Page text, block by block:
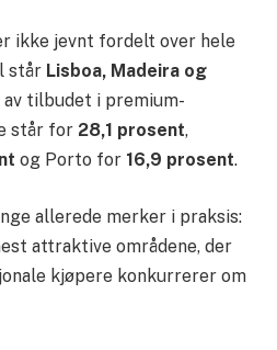
ikke jevnt fordelt over hele
står Lisboa, Madeira og
av tilbudet i premium-
står for 28,1 prosent,
og Porto for 16,9 prosent.
allerede merker i praksis:
attraktive områdene, der
kjøpere konkurrerer om